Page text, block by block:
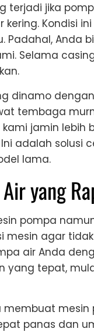
terjadi jika
kering. Kondisi
Padahal, Anda
Selama
dinamo
tembaga
jamin
adalah solusi
lama.
yang
pompa
mesin agar
air Anda
yang tepat,
panas dan